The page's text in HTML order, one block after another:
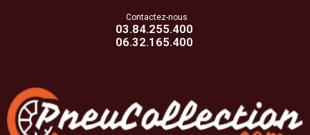
Contactez-nous
03.84.255.400
06.32.165.400